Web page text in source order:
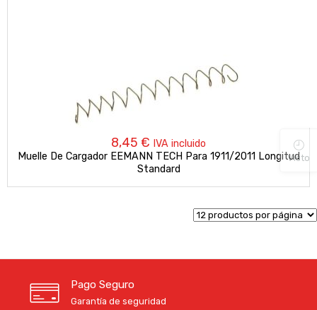
8,45 € IVA incluido
Muelle De Cargador EEMANN TECH Para 1911/2011 Longitud
Standard
Pago Seguro
Garantía de seguridad
Visto